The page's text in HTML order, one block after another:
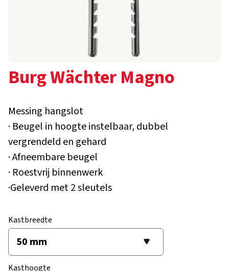
Burg Wächter Magno
Messing hangslot
· Beugel in hoogte instelbaar, dubbel
vergrendeld en gehard
· Afneembare beugel
· Roestvrij binnenwerk
·Geleverd met 2 sleutels
Kastbreedte
Kasthoogte